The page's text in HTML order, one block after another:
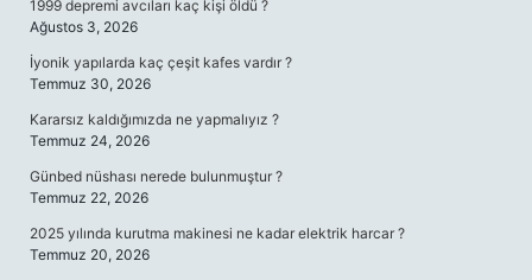
1999 depremi avcıları kaç kişi öldü ?
Ağustos 3, 2026
İyonik yapılarda kaç çeşit kafes vardır ?
Temmuz 30, 2026
Kararsız kaldığımızda ne yapmalıyız ?
Temmuz 24, 2026
Günbed nüshası nerede bulunmuştur ?
Temmuz 22, 2026
2025 yılında kurutma makinesi ne kadar elektrik harcar ?
Temmuz 20, 2026